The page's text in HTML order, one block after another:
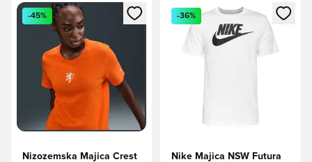
Odpre Modal za prijavo ali vpis kot član
-45%
Nizozemska Majica Crest
Odpre Modal za prijavo ali
-36%
Nike Majica NSW Futura